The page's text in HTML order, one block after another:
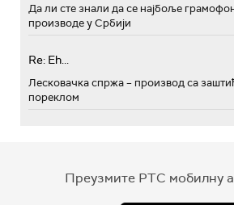
Да ли сте знали да се најбоље
производе у Србији
Re: Eh...
Лесковачка спржа – производ са
пореклом
Преузмите РТС мобилну